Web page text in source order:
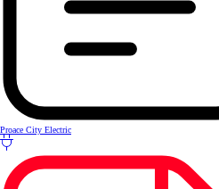
Proace City Electric